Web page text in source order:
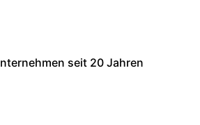
seit 20 Jahren